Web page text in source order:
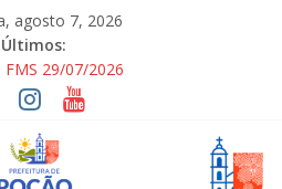
agosto 7, 2026
Últimos:
29/07/2026
para Gestores Escolares da Rede